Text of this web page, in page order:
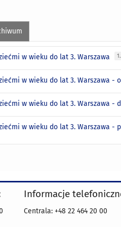
w wieku do lat 3. Warszawa
w wieku do lat 3. Warszawa -
w wieku do lat 3. Warszawa -
w wieku do lat 3. Warszawa -
Informacje
Centrala: +48 22 464 20 00